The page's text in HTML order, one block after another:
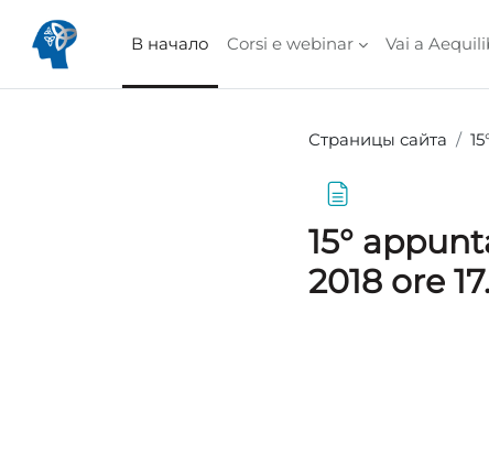
В начало
Corsi e webinar Vai a
Страницы сайта
15°
2018 ore